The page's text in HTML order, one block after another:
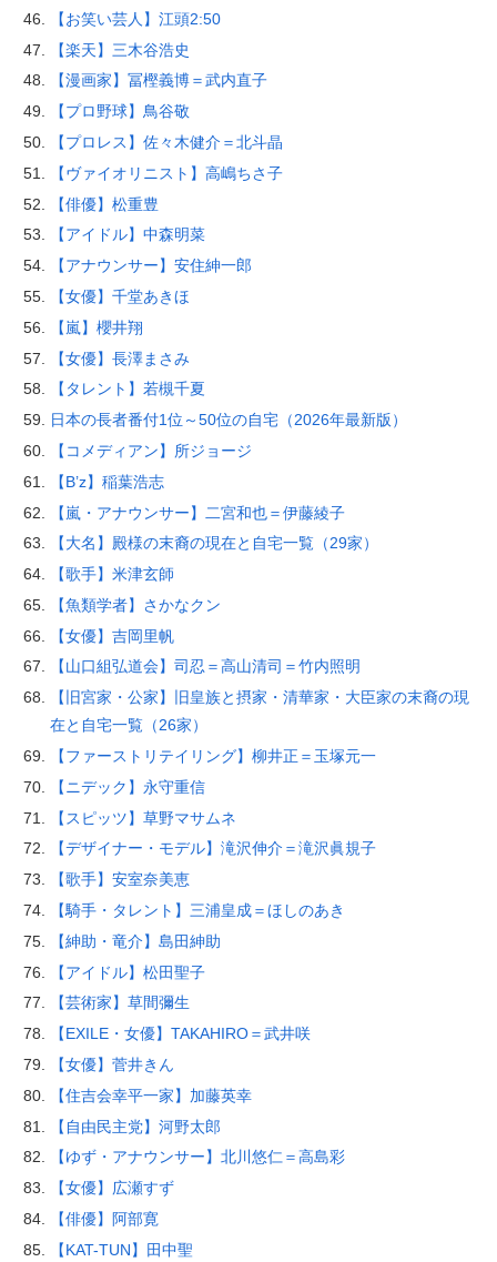
【お笑い芸人】江頭2:50
【楽天】三木谷浩史
【漫画家】冨樫義博＝武内直子
【プロ野球】鳥谷敬
【プロレス】佐々木健介＝北斗晶
【ヴァイオリニスト】高嶋ちさ子
【俳優】松重豊
【アイドル】中森明菜
【アナウンサー】安住紳一郎
【女優】千堂あきほ
【嵐】櫻井翔
【女優】長澤まさみ
【タレント】若槻千夏
日本の長者番付1位～50位の自宅（2026年最新版）
【コメディアン】所ジョージ
【B’z】稲葉浩志
【嵐・アナウンサー】二宮和也＝伊藤綾子
【大名】殿様の末裔の現在と自宅一覧（29家）
【歌手】米津玄師
【魚類学者】さかなクン
【女優】吉岡里帆
【山口組弘道会】司忍＝高山清司＝竹内照明
【旧宮家・公家】旧皇族と摂家・清華家・大臣家の末裔の現
在と自宅一覧（26家）
【ファーストリテイリング】柳井正＝玉塚元一
【ニデック】永守重信
【スピッツ】草野マサムネ
【デザイナー・モデル】滝沢伸介＝滝沢眞規子
【歌手】安室奈美恵
【騎手・タレント】三浦皇成＝ほしのあき
【紳助・竜介】島田紳助
【アイドル】松田聖子
【芸術家】草間彌生
【EXILE・女優】TAKAHIRO＝武井咲
【女優】菅井きん
【住吉会幸平一家】加藤英幸
【自由民主党】河野太郎
【ゆず・アナウンサー】北川悠仁＝高島彩
【女優】広瀬すず
【俳優】阿部寛
【KAT-TUN】田中聖